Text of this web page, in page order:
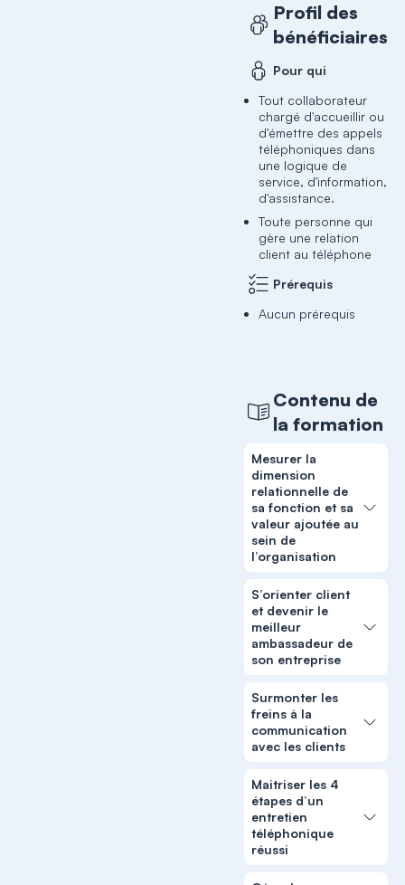
Profil des
bénéficiaires
Pour qui
Tout collaborateur
chargé d'accueillir ou
d'émettre des appels
téléphoniques dans
une logique de
service, d'information,
d'assistance.
Toute personne qui
gère une relation
client au téléphone
Prérequis
Aucun prérequis
Contenu de
la formation
Mesurer la
dimension
relationnelle de
sa fonction et sa
valeur ajoutée au
sein de
l’organisation
S’orienter client
et devenir le
meilleur
ambassadeur de
son entreprise
Surmonter les
freins à la
communication
avec les clients
Maitriser les 4
étapes d’un
entretien
téléphonique
réussi